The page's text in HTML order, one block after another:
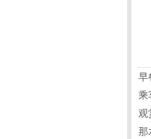
早
乘
观
那